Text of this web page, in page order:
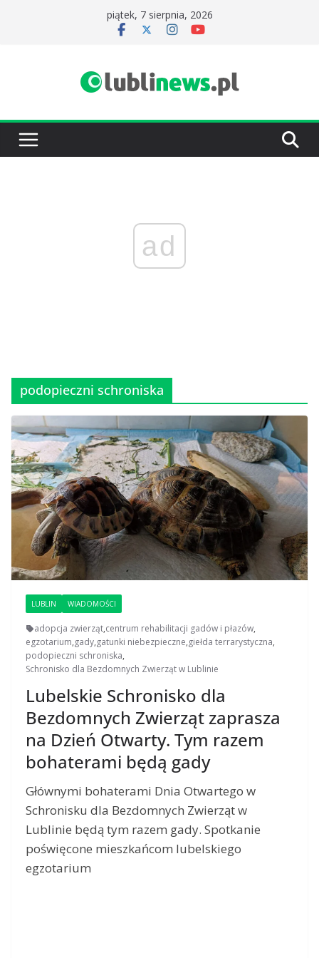
piątek, 7 sierpnia, 2026
ad
podopieczni schroniska
LUBLIN WIADOMOŚCI
adopcja zwierząt,centrum rehabilitacji gadów i płazów,
egzotarium,gady,gatunki niebezpieczne,giełda terrarystyczna,
podopieczni schroniska,
Schronisko dla Bezdomnych Zwierząt w Lublinie
Lubelskie Schronisko dla
Bezdomnych Zwierząt zaprasza
na Dzień Otwarty. Tym razem
bohaterami będą gady
Głównymi bohaterami Dnia Otwartego w
Schronisku dla Bezdomnych Zwierząt w
Lublinie będą tym razem gady. Spotkanie
poświęcone mieszkańcom lubelskiego
egzotarium